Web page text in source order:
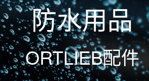
防水用品
ORTLIEB配件